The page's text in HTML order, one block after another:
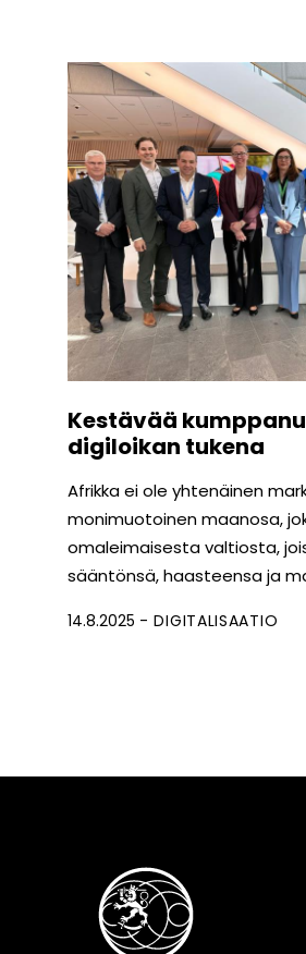
Kestävää
digiloikan tukena
Afrikka ei ole yhtenäinen
monimuotoinen maanosa,
omaleimaisesta valtiosta,
sääntönsä, haasteensa ja
14.8.2025 DIGITALISAATIO